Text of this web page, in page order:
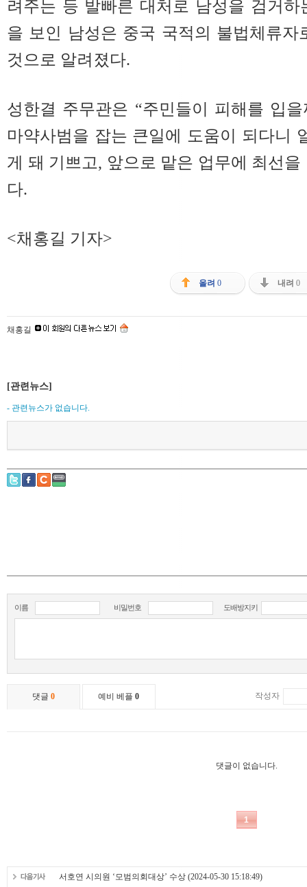
려주는 등 발빠른 대처로 남성을 검거
을 보인 남성은 중국 국적의 불법체류
것으로 알려졌다.
성한결 주무관은 “주민들이 피해를 입
마약사범을 잡는 큰일에 도움이 되다니
게 돼 기쁘고, 앞으로 맡은 업무에 최선
다.
<채홍길 기자>
올려 0 내려 0
채홍길
[관련뉴스]
- 관련뉴스가 없습니다.
서호연 시의원 ‘모범의회대상’ 수상 (2024-05-30 15:18:49)